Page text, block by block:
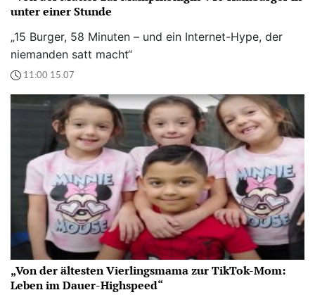
unter einer Stunde
„15 Burger, 58 Minuten – und ein Internet-Hype, der
niemanden satt macht“
11:00 15.07
„Von der ältesten Vierlingsmama zur TikTok-Mom:
Leben im Dauer-Highspeed“